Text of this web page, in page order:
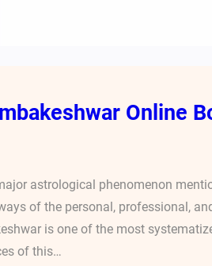
Online
astrological phenomenon
of the personal, professional,
is one of the most
of this…